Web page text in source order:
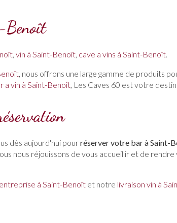
Benoît
, vin à Saint-Benoît, cave a vins à Saint-Benoît.
, nous offrons une large gamme de produits
a vin à Saint-Benoît, Les Caves 60 est votre
dès aujourd'hui pourréserver votre bar à Saint-
nous réjouissons de vous accueillir et de
à Saint-Benoît et notre livraison vin à